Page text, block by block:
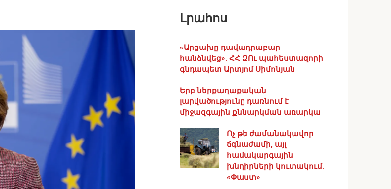
Լրահոս
«Արցախը դավադրաբար
հանձնվեց». ՀՀ ԶՈւ պահեստազորի
գնդապետ Արտյոմ Սիմոնյան
Երբ ներքաղաքական
լարվածությունը դառնում է
միջազգային քննարկման առարկա
Ոչ թե ժամանակավոր
ճգնաժամի, այլ
համակարգային
խնդիրների կուտակում.
«Փաստ»